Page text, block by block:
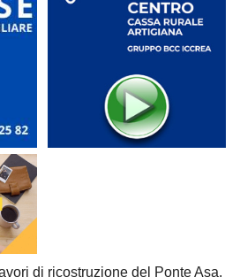
di ricostruzione del Ponte Asa,